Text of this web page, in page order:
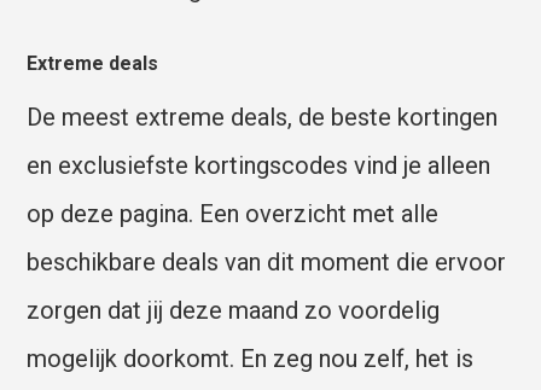
Extreme deals
De meest extreme deals, de beste kortingen
en exclusiefste kortingscodes vind je alleen
op deze pagina. Een overzicht met alle
beschikbare deals van dit moment die ervoor
zorgen dat jij deze maand zo voordelig
mogelijk doorkomt. En zeg nou zelf, het is